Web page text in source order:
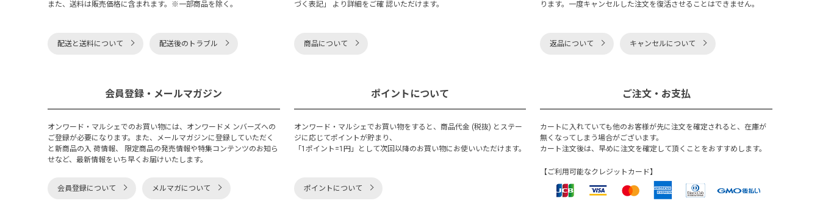
また、送料は販売価格に含まれます。※一部商品を除く。
配送と送料について 配送後のトラブル
づく表記」 より詳細をご確 認いただけます。
商品について
ります。一度キャンセルした注文を復活させることはできません。
返品について キャンセルについて
会員登録・メールマガジン
オンワード・マルシェでのお買い物には、オンワードメ ンバーズへの
ご登録が必要になります。また、メールマガジンに登録していただく
と新商品の入 荷情報、 限定商品の発売情報や特集コンテンツのお知ら
せなど、最新情報をいち早くお届けいたします。
会員登録について メルマガについて
ポイントについて
オンワード・マルシェでお買い物をすると、商品代金 (税抜) とステー
ジに応じてポイントが貯まり、
「1ポイント=1円」として次回以降のお買い物にお使いいただけます。
ポイントについて
ご注文・お支払
カートに入れていても他のお客様が先に注文を確定されると、在庫が
無くなってしまう場合がございます。
カート注文後は、早めに注文を確定して頂くことをおすすめします。
【ご利用可能なクレジットカード】